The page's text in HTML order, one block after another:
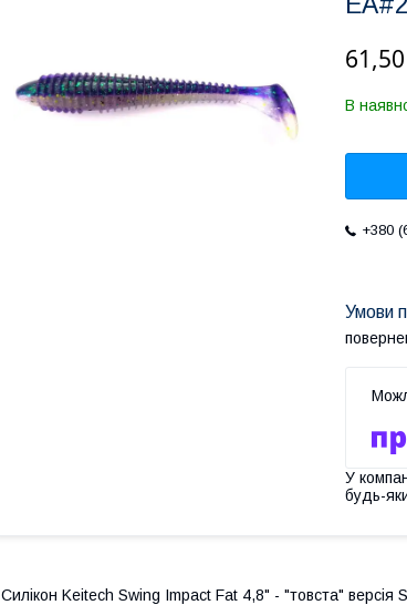
В
+380
У
будь-
Силікон Keitech Swing Impact Fat 4,8" - "товста" версія